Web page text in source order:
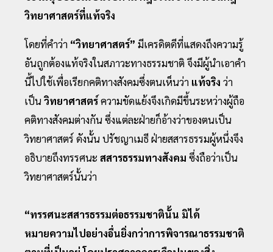
วิทยาศาสตร์ที่แท้จริง
โดยที่คําว่า “วิทยาศาสตร์” มีเครดิตดีที่แสดงถึงความรู้
อันถูกต้องแท้จริงในสภาวะทางธรรมชาติ จึงมีผู้นําเอาคํา
นี้ไปใช้เพื่อเรียกคติทางสังคมซึ่งตนเห็นว่า แท้จริง ว่า
เป็น วิทยาศาสตร์ความขัดแย้งจึงเกิดมีขึ้นระหว่างผู้ถือ
คติทางสังคมต่างกัน ซึ่งแต่ละฝ่ายก็อ้างว่าของตนเป็น
วิทยาศาสตร์ ดังนั้น ปรัชญาเมธี ฝ่ายสสารธรรมผู้หนึ่งจึง
อธิบายถึงทรรศนะ สสารธรรมทางสังคม ซึ่งถือว่าเป็น
วิทยาศาสตร์นั้นว่า
“ทรรศนะสสารธรรมต่อธรรมชาตินั้น มิได้
หมายความไปอย่างอื่นยิ่งกว่าการพิจารณาธรรมชาติ